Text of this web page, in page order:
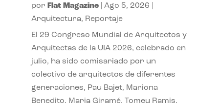
por Flat Magazine| Ago 5, 2026
Arquitectura, Reportaje
El 29 Congreso Mundial de Arquitectos y
Arquitectas de la UIA 2026, celebrado en
julio, ha sido comisariado por un
colectivo de arquitectos de diferentes
generaciones, Pau Bajet, Mariona
Benedito, Maria Giramé, Tomeu Ramis,